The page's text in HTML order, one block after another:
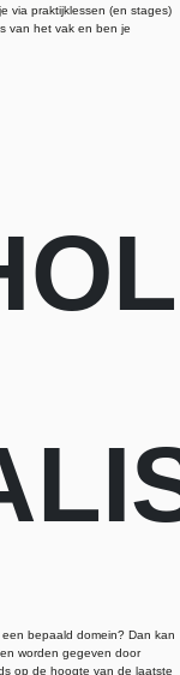
via praktijklessen (en stages)
van het vak en ben je
bepaald domein? Dan kan
worden gegeven door
op de hoogte van de laatste